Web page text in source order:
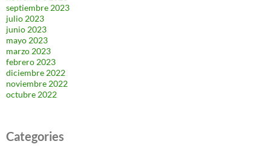
septiembre 2023
julio 2023
junio 2023
mayo 2023
marzo 2023
febrero 2023
diciembre 2022
noviembre 2022
octubre 2022
Categories